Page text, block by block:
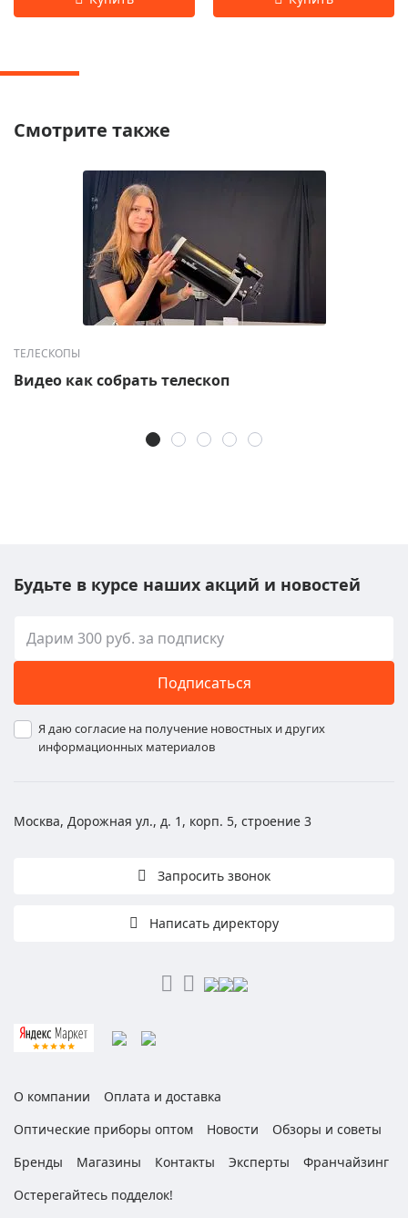
Смотрите также
ТЕЛЕСКОПЫ
Видео как собрать телескоп
Будьте в курсе наших акций и новостей
Подписаться
Я даю согласие на получение новостных и других
информационных материалов
Москва, Дорожная ул., д. 1, корп. 5, строение 3
Запросить звонок
Написать директору
О компании
Оплата и доставка
Оптические приборы оптом
Новости
Обзоры и советы
Бренды
Магазины Контакты Эксперты
Франчайзинг
Остерегайтесь подделок!